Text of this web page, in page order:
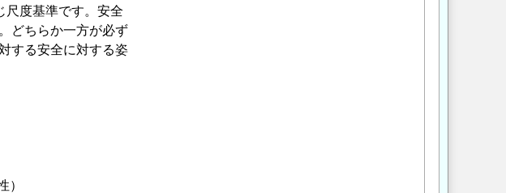
度基準です。安全
どちらか一方が必ず
する安全に対する姿
）